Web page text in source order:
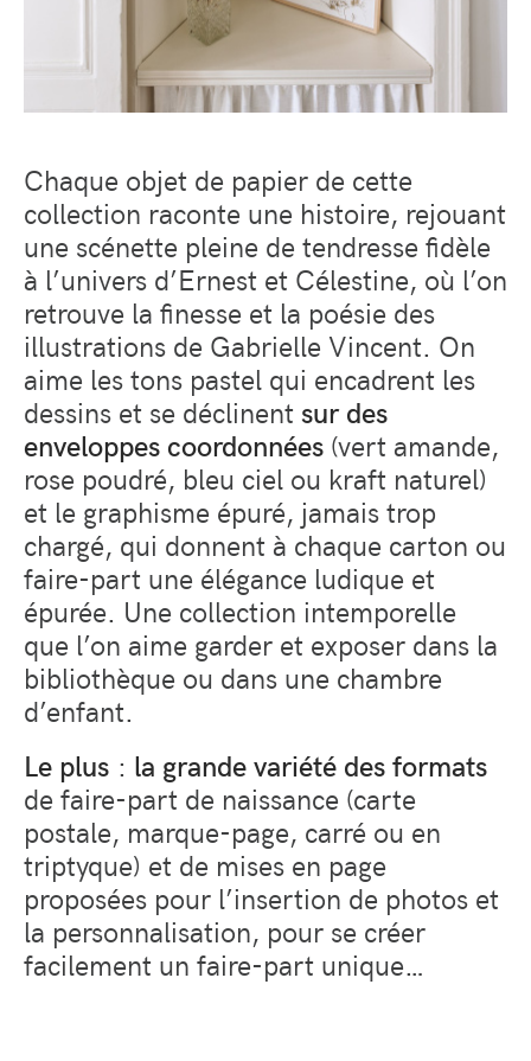
Chaque objet de papier de cette
collection raconte une histoire, rejouant
une scénette pleine de tendresse fidèle
à l’univers d’Ernest et Célestine, où l’on
retrouve la finesse et la poésie des
illustrations de Gabrielle Vincent. On
aime les tons pastel qui encadrent les
dessins et se déclinent sur des
enveloppes coordonnées (vert amande,
rose poudré, bleu ciel ou kraft naturel)
et le graphisme épuré, jamais trop
chargé, qui donnent à chaque carton ou
faire-part une élégance ludique et
épurée. Une collection intemporelle
que l’on aime garder et exposer dans la
bibliothèque ou dans une chambre
d’enfant.
Le plus : la grande variété des formats
de faire-part de naissance (carte
postale, marque-page, carré ou en
triptyque) et de mises en page
proposées pour l’insertion de photos et
la personnalisation, pour se créer
facilement un faire-part unique…